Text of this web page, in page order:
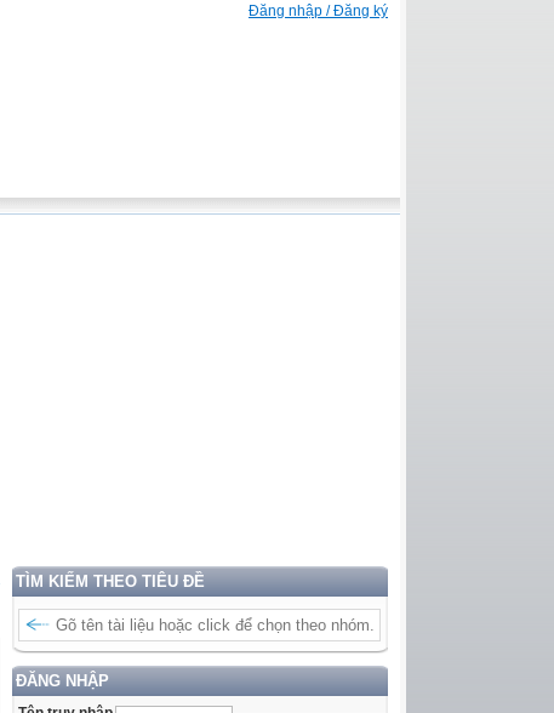
Đăng nhập / Đăng ký
TÌM KIẾM THEO TIÊU ĐỀ
ĐĂNG NHẬP